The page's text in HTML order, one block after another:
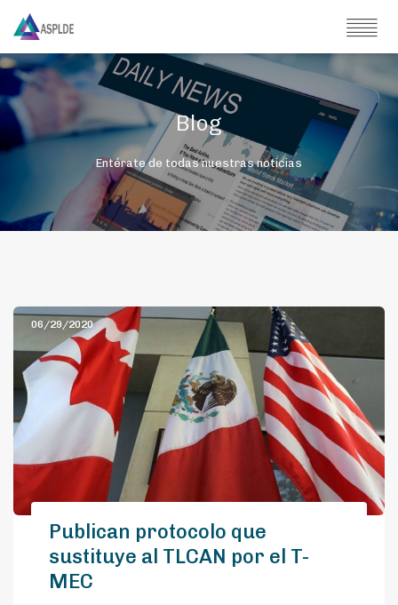
Blog
Entérate de todas nuestras noticias
06/29/2020
Publican protocolo que
sustituye al TLCAN por el T-
MEC